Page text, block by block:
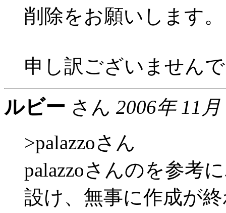
削除をお願いします。
申し訳ございません
ルビー さん 2006年 11
>palazzoさん
palazzoさんのを参考
設け、無事に作成が